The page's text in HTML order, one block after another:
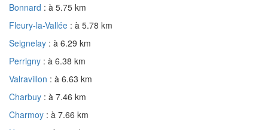
Bonnard : à 5.75 km
Fleury-la-Vallée : à 5.78 km
Seignelay : à 6.29 km
Perrigny : à 6.38 km
Valravillon : à 6.63 km
Charbuy : à 7.46 km
Charmoy : à 7.66 km